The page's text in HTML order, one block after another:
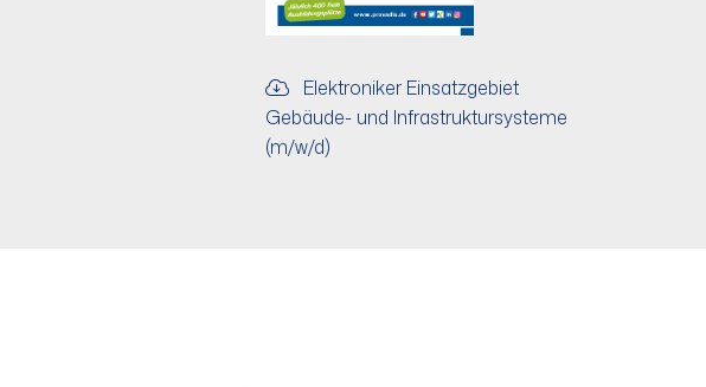
Elektroniker Einsatzgebiet
Gebäude- und Infrastruktursysteme
(m/w/d)